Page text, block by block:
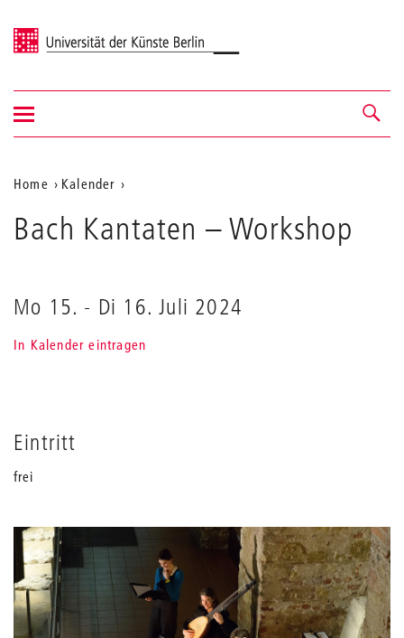
Universität der Künste Berlin
Navigation &
Suche
Navigation
ein-/ausblenden
Aktuelle
Position
auf
Webseite
Home
Kalender
Kantaten
Bach Kantaten – Workshop
Mo 15. - Di 16. Juli 2024
In Kalender eintragen
Eintritt
frei